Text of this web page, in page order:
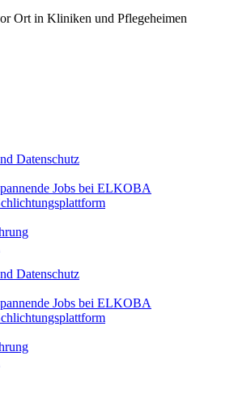
Ort in Kliniken und Pflegeheimen
Datenschutz
Jobs bei ELKOBA
Datenschutz
Jobs bei ELKOBA